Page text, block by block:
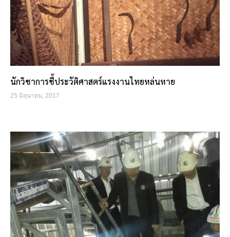
นักวิชาการชี้ประวัติศาสตร์แรงงานไทยหล่นหาย
25 มิถุนายน, 2017